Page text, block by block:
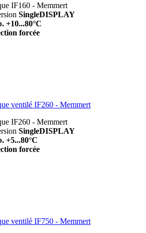
IF160 - Memmert
SingleDISPLAY
+10...80°C
forcée
ventilé IF260 - Memmert
IF260 - Memmert
SingleDISPLAY
+5...80°C
forcée
ventilé IF750 - Memmert